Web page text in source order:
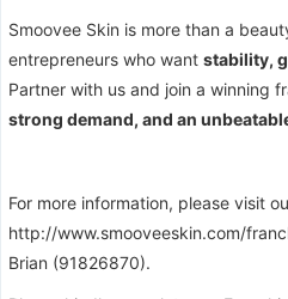
Smoovee Skin is more than a
entrepreneurs who want stability,
Partner with us and join a winning
strong demand, and an
For more information, please visit
http://www.smooveeskin.com/
Brian (91826870).